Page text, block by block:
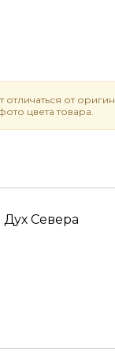
отличаться от
цвета товара.
Севера